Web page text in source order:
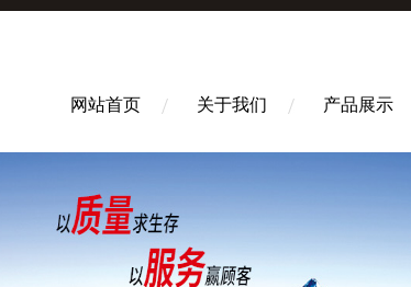
网站首页 关于我们 产品展示